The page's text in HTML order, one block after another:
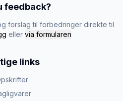
feedback?
forslag til forbedringer direkte til
eller via formularen
links